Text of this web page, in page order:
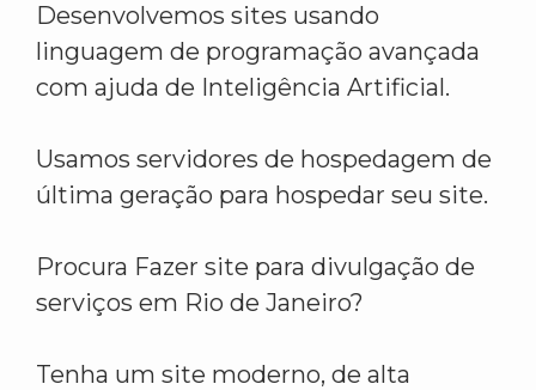
Desenvolvemos sites usando
linguagem de programação avançada
com ajuda de Inteligência Artificial.
Usamos servidores de hospedagem de
última geração para hospedar seu site.
Procura Fazer site para divulgação de
serviços em Rio de Janeiro?
Tenha um site moderno, de alta